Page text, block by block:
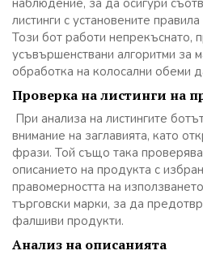
листинги с установените
Този бот работи непрекъснато,
усъвършенствани алгоритми за
обработка на колосални обеми
Проверка на листинги на
При анализа на листингите
внимание на заглавията, като
фрази. Той също така проверява
описанието на продукта с
правомерността на
търговски марки, за да
фалшиви продукти.
Анализ на описанията